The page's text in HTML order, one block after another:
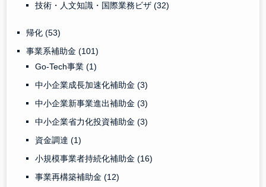
技術・人文知識・国際業務ビザ(32)
帰化(53)
事業系補助金(101)
Go-Tech事業(1)
中小企業成長加速化補助金(3)
中小企業新事業進出補助金(3)
中小企業省力化投資補助金(3)
資金調達(1)
小規模事業者持続化補助金(16)
事業再構築補助金(12)